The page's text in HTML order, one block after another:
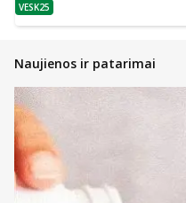
patarimas
VESK25
Naujienos ir patarimai